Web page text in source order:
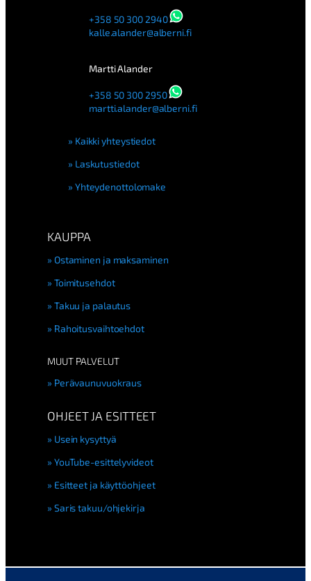
+358 50 300 2940
kalle.alander@alberni.fi
Martti Alander
+358 50 300 2950
martti.alander@alberni.fi
Kaikki yhteystiedot
Laskutustiedot
Yhteydenottolomake
KAUPPA
Ostaminen ja maksaminen
Toimitusehdot
Takuu ja palautus
Rahoitusvaihtoehdot
MUUT PALVELUT
Perävaunuvuokraus
OHJEET JA ESITTEET
Usein kysyttyä
YouTube-esittelyvideot
Esitteet ja käyttöohjeet
Saris takuu/ohjekirja